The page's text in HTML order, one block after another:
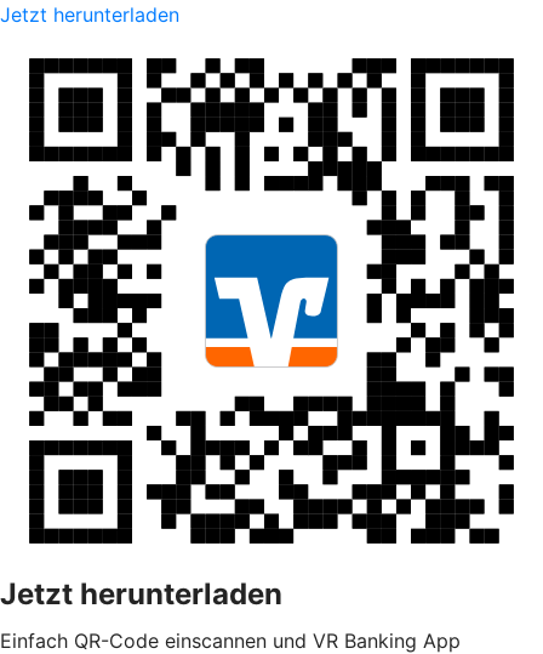
Jetzt herunterladen
Jetzt herunterladen
Einfach QR-Code einscannen und VR Banking App